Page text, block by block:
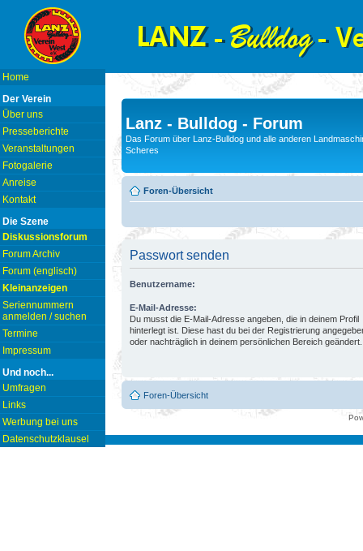
Home
Der Verein
Über uns
Presseberichte
Veranstaltungen
Fotogalerie
Anreise
Kontakt
Die Szene
Diskussionsforum
Forum Archiv
Forum (englisch)
Kleinanzeigen
Seriennummern
anmelden / suchen
Termine
Impressum
Und noch...
Umfragen
Links
Werbung bei uns
Datenschutzklausel
Lanz - Bulldog - Forum
Das Forum über Lanz-Bulldog und alle anderen
Scheres
Foren-Übersicht
Passwort senden
Benutzername:
E-Mail-Adresse:
Du musst die E-Mail-Adresse angeben, die in deinem Profil
hinterlegt ist. Diese hast du bei der Registrierung
oder nachträglich in deinem persönlichen Bereich geändert.
Foren-Übersicht